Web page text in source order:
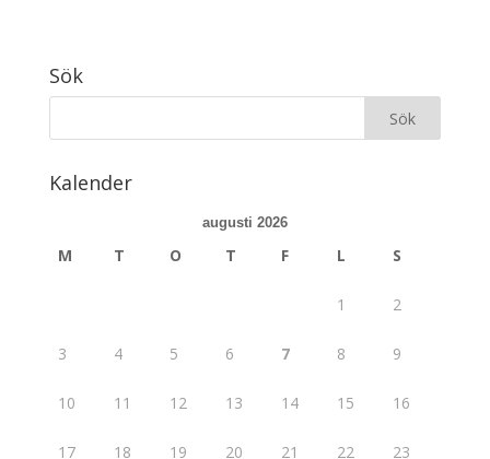
Sök
Kalender
augusti 2026
M T O T F L S
1 2
3 4 5 6 7 8 9
10 11 12 13 14 15 16
17 18 19 20 21 22 23